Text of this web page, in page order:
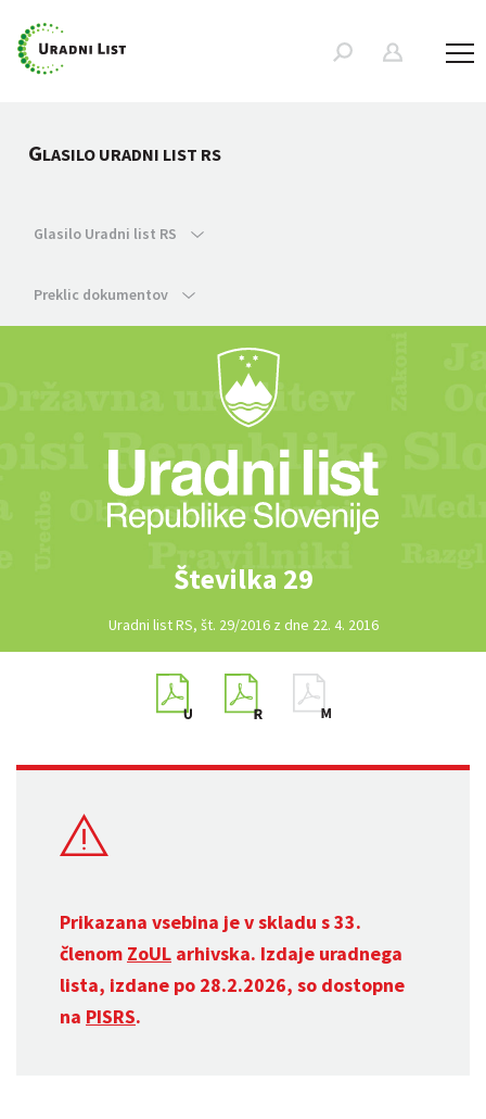
GLASILO URADNI LIST RS
Glasilo Uradni list RS
Preklic dokumentov
Številka 29
Uradni list RS, št. 29/2016 z dne 22. 4. 2016
Prikazana vsebina je v skladu s 33.
členom ZoUL arhivska. Izdaje uradnega
lista, izdane po 28.2.2026, so dostopne
na PISRS.